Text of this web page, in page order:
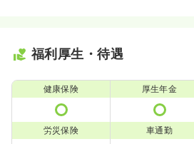
福利厚生・待遇
健康保険 厚生年金
労災保険 車通勤